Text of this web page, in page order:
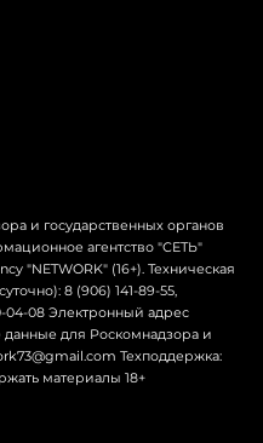
и государственных органов
агентство "СЕТЬ"
"NETWORK" (16+). Техническая
8 (906) 141-89-55,
04-08 Электронный адрес
данные для Роскомнадзора и
Техподдержка:
материалы 18+